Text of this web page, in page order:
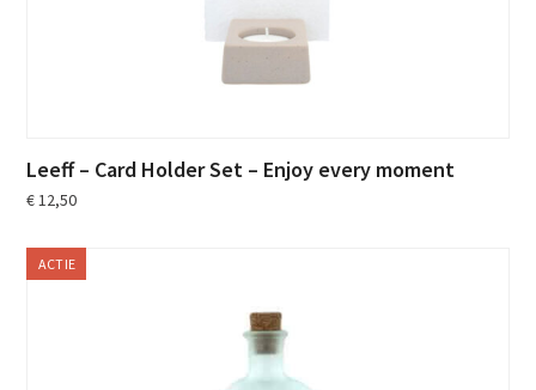
Leeff – Card Holder Set – Enjoy every moment
€12,50
ACTIE